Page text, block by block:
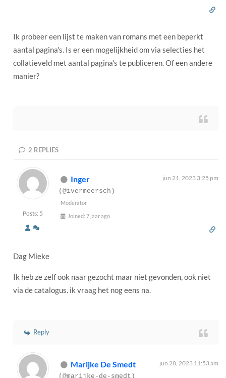
Ik probeer een lijst te maken van romans met een beperkt
aantal pagina's. Is er een mogelijkheid om via selecties het
collatieveld met aantal pagina's te publiceren. Of een andere
manier?
2 REPLIES
Posts: 5
Inger
jun 21, 2023 3:25 pm
(@ivermeersch)
Moderator
Joined: 7 jaar ago
Dag Mieke
Ik heb ze zelf ook naar gezocht maar niet gevonden, ook niet
via de catalogus. ik vraag het nog eens na.
Reply
Marijke De Smedt
jun 28, 2023 11:53 am
(@marijke-de-smedt)